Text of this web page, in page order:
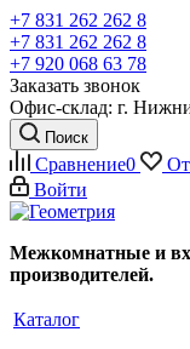
+7 831 262 262 8
+7 831 262 262 8
+7 920 068 63 78
Заказать звонок
Офис-склад: г.
Поиск
Сравнение0
Войти
Межкомнатные и
производителей.
Каталог